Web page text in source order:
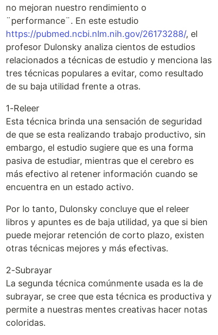
no mejoran nuestro rendimiento o
¨performance¨. En este estudio
https://pubmed.ncbi.nlm.nih.gov/26173288/, el
profesor Dulonsky analiza cientos de estudios
relacionados a técnicas de estudio y menciona las
tres técnicas populares a evitar, como resultado
de su baja utilidad frente a otras.
1-Releer
Esta técnica brinda una sensación de seguridad
de que se esta realizando trabajo productivo, sin
embargo, el estudio sugiere que es una forma
pasiva de estudiar, mientras que el cerebro es
más efectivo al retener información cuando se
encuentra en un estado activo.
Por lo tanto, Dulonsky concluye que el releer
libros y apuntes es de baja utilidad, ya que si bien
puede mejorar retención de corto plazo, existen
otras técnicas mejores y más efectivas.
2-Subrayar
La segunda técnica comúnmente usada es la de
subrayar, se cree que esta técnica es productiva y
permite a nuestras mentes creativas hacer notas
coloridas.